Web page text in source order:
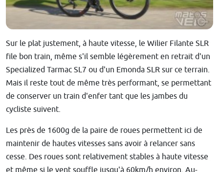
Sur le plat justement, à haute vitesse, le Wilier Filante SLR
file bon train, même s'il semble légèrement en retrait d'un
Specialized Tarmac SL7 ou d'un Emonda SLR sur ce terrain.
Mais il reste tout de même très performant, se permettant
de conserver un train d'enfer tant que les jambes du
cycliste suivent.
Les près de 1600g de la paire de roues permettent ici de
maintenir de hautes vitesses sans avoir à relancer sans
cesse. Des roues sont relativement stables à haute vitesse
et même si le vent souffle jusqu'à 60km/h environ. Au-